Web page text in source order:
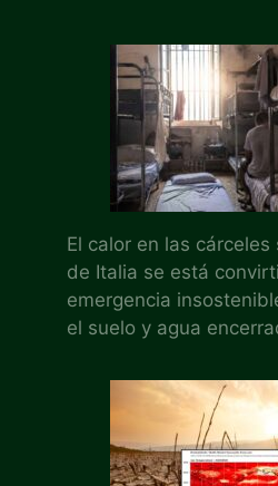
El calor en las
de Italia se está
emergencia
el suelo y agua